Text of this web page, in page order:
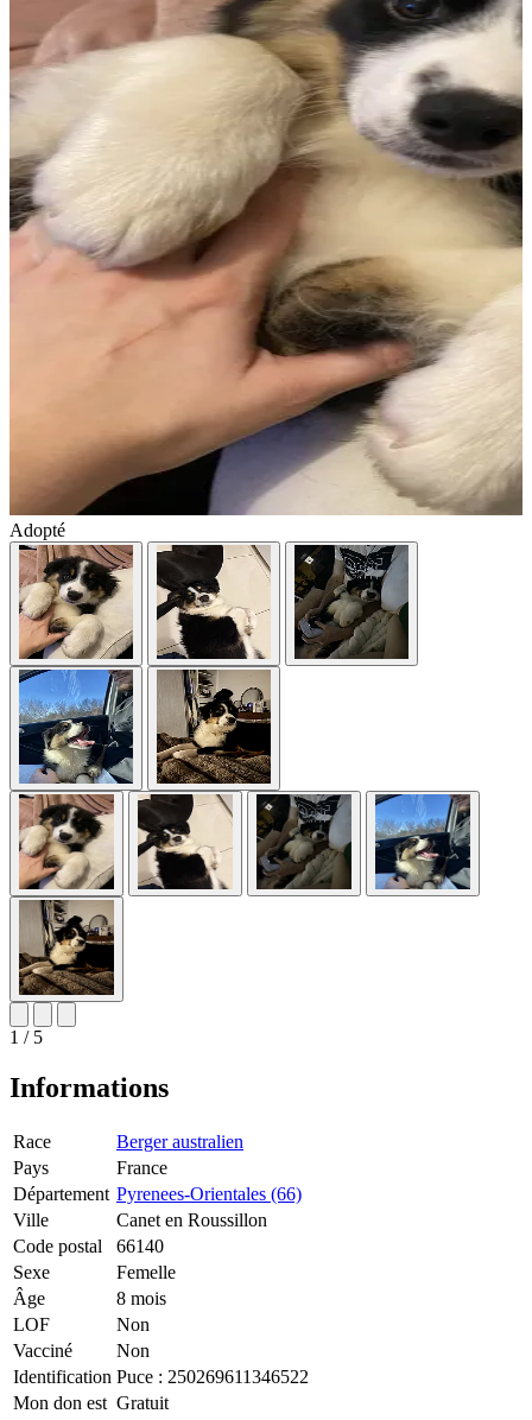
Adopté
1 / 5
Informations
Race
Berger australien
Pays
France
Département Pyrenees-Orientales (66)
Ville
Canet en Roussillon
Code postal
66140
Sexe
Femelle
Âge
8 mois
LOF
Non
Vacciné
Non
Identification Puce : 250269611346522
Mon don est Gratuit